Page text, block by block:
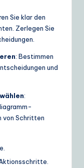
Sie klar den
Zerlegen Sie
: Bestimmen
und
:
von Schritten